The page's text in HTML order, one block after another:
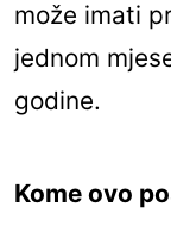
može imati
jednom
godine.
Kome ovo